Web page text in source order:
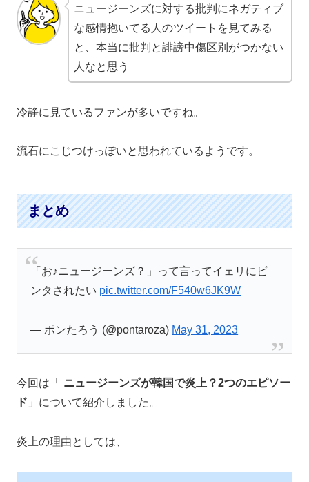
ニュージーンズに対する批判 にネガティブ
な感情抱いてる人のツイートを見てみる
と、本当に批判 と誹謗中傷区別がつかない
人なと思う
冷静に見ているファンが多いですね。
流石にこじつけっぽいと思われているようです。
まとめ
「お♪ニュージーンズ？」って言ってイェリにビ
ンタされたい pic.twitter.com/F540w6JK9W
— ポンたろう (@pontaroza) May 31, 2023
今回は「 ニュージーンズが韓国で炎上？2つのエピソー
ド 」について紹介しました。
炎上の理由としては、